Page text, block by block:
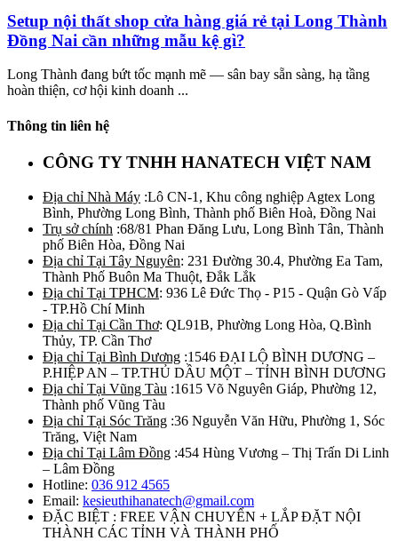
Setup nội thất shop cửa hàng giá rẻ tại Long Thành
Đồng Nai cần những mẫu kệ gì?
Long Thành đang bứt tốc mạnh mẽ — sân bay sẵn sàng, hạ tầng
hoàn thiện, cơ hội kinh doanh ...
Thông tin liên hệ
CÔNG TY TNHH HANATECH VIỆT NAM
Địa chỉ Nhà Máy :Lô CN-1, Khu công nghiệp Agtex Long
Bình, Phường Long Bình, Thành phố Biên Hoà, Đồng Nai
Trụ sở chính :68/81 Phan Đăng Lưu, Long Bình Tân, Thành
phố Biên Hòa, Đồng Nai
Địa chỉ Tại Tây Nguyên: 231 Đường 30.4, Phường Ea Tam,
Thành Phố Buôn Ma Thuột, Đắk Lắk
Địa chỉ Tại TPHCM: 936 Lê Đức Thọ - P15 - Quận Gò Vấp
- TP.Hồ Chí Minh
Địa chỉ Tại Cần Thơ: QL91B, Phường Long Hòa, Q.Bình
Thủy, TP. Cần Thơ
Địa chỉ Tại Bình Dương :1546 ĐẠI LỘ BÌNH DƯƠNG –
P.HIỆP AN – TP.THỦ DẦU MỘT – TỈNH BÌNH DƯƠNG
Địa chỉ Tại Vũng Tàu :1615 Võ Nguyên Giáp, Phường 12,
Thành phố Vũng Tàu
Địa chỉ Tại Sóc Trăng :36 Nguyễn Văn Hữu, Phường 1, Sóc
Trăng, Việt Nam
Địa chỉ Tại Lâm Đồng :454 Hùng Vương – Thị Trấn Di Linh
– Lâm Đồng
Hotline: 036 912 4565
Email: kesieuthihanatech@gmail.com
ĐẶC BIỆT : FREE VẬN CHUYỂN + LẮP ĐẶT NỘI
THÀNH CÁC TỈNH VÀ THÀNH PHỐ